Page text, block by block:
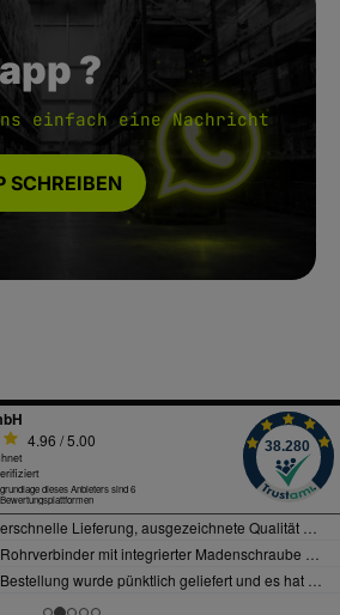
?
einfach eine Nachricht
SCHREIBEN